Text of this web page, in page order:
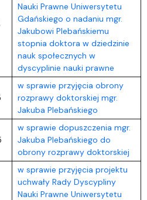
Nauki Prawne Uniwersytetu
Gdańskiego o nadaniu mgr.
Jakubowi Plebańskiemu
stopnia doktora w dziedzinie
nauk społecznych w
dyscyplinie nauki prawne
w sprawie przyjęcia obrony
rozprawy doktorskiej mgr.
Jakuba Plebańskiego
w sprawie dopuszczenia mgr.
Jakuba Plebańskiego do
obrony rozprawy doktorskiej
w sprawie przyjęcia projektu
uchwały Rady Dyscypliny
Nauki Prawne Uniwersytetu